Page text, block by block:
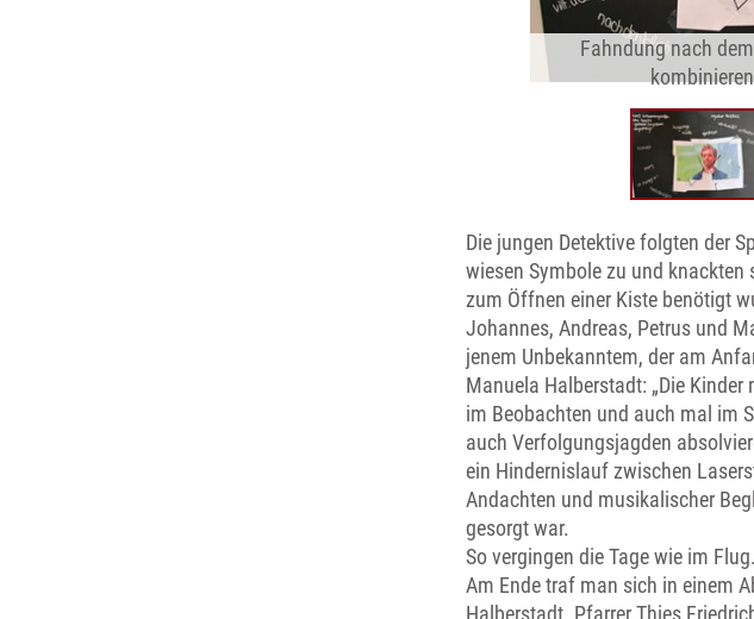
Fahndung nach
Die jungen Detektive folgten der
wiesen Symbole zu und knackten
zum Öffnen einer Kiste benötigt
Johannes, Andreas, Petrus und
jenem Unbekanntem, der am
Manuela Halberstadt: „Die
im Beobachten und auch mal im
auch Verfolgungsjagden
ein Hindernislauf zwischen
Andachten und musikalischer
gesorgt war.
So vergingen die Tage wie im
Am Ende traf man sich in einem
Halberstadt. Pfarrer Thies